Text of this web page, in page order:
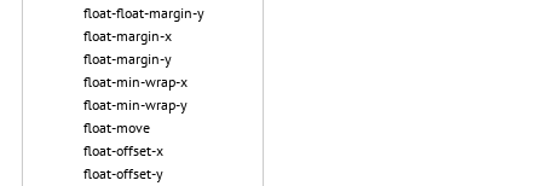
float-float-margin-y
float-margin-x
float-margin-y
float-min-wrap-x
float-min-wrap-y
float-move
float-offset-x
float-offset-y